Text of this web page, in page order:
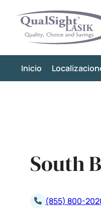
contenido
Inicio
South
(855) 800-